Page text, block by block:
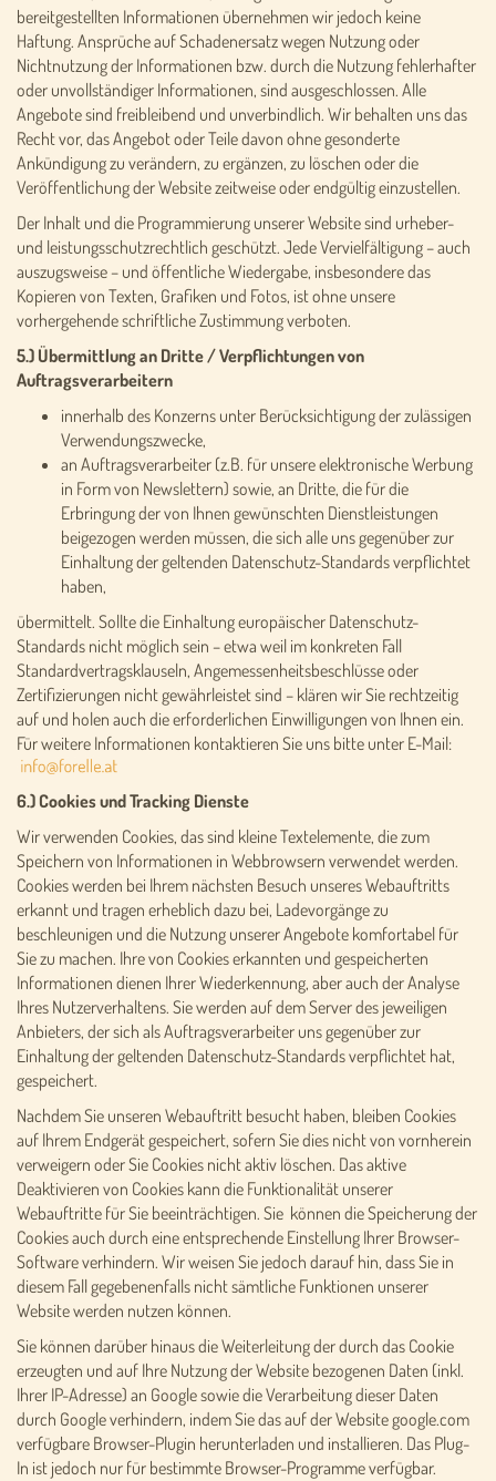
bereitgestellten Informationen übernehmen wir jedoch keine
Haftung. Ansprüche auf Schadenersatz wegen Nutzung oder
Nichtnutzung der Informationen bzw. durch die Nutzung fehlerhafter
oder unvollständiger Informationen, sind ausgeschlossen. Alle
Angebote sind freibleibend und unverbindlich. Wir behalten uns das
Recht vor, das Angebot oder Teile davon ohne gesonderte
Ankündigung zu verändern, zu ergänzen, zu löschen oder die
Veröffentlichung der Website zeitweise oder endgültig einzustellen.
Der Inhalt und die Programmierung unserer Website sind urheber-
und leistungsschutzrechtlich geschützt. Jede Vervielfältigung – auch
auszugsweise – und öffentliche Wiedergabe, insbesondere das
Kopieren von Texten, Grafiken und Fotos, ist ohne unsere
vorhergehende schriftliche Zustimmung verboten.
5.) Übermittlung an Dritte / Verpflichtungen von
Auftragsverarbeitern
innerhalb des Konzerns unter Berücksichtigung der zulässigen
Verwendungszwecke,
an Auftragsverarbeiter (z.B. für unsere elektronische Werbung
in Form von Newslettern) sowie, an Dritte, die für die
Erbringung der von Ihnen gewünschten Dienstleistungen
beigezogen werden müssen, die sich alle uns gegenüber zur
Einhaltung der geltenden Datenschutz-Standards verpflichtet
haben,
übermittelt. Sollte die Einhaltung europäischer Datenschutz-
Standards nicht möglich sein – etwa weil im konkreten Fall
Standardvertragsklauseln, Angemessenheitsbeschlüsse oder
Zertifizierungen nicht gewährleistet sind – klären wir Sie rechtzeitig
auf und holen auch die erforderlichen Einwilligungen von Ihnen ein.
Für weitere Informationen kontaktieren Sie uns bitte unter E-Mail:
6.) Cookies und Tracking Dienste
Wir verwenden Cookies, das sind kleine Textelemente, die zum
Speichern von Informationen in Webbrowsern verwendet werden.
Cookies werden bei Ihrem nächsten Besuch unseres Webauftritts
erkannt und tragen erheblich dazu bei, Ladevorgänge zu
beschleunigen und die Nutzung unserer Angebote komfortabel für
Sie zu machen. Ihre von Cookies erkannten und gespeicherten
Informationen dienen Ihrer Wiederkennung, aber auch der Analyse
Ihres Nutzerverhaltens. Sie werden auf dem Server des jeweiligen
Anbieters, der sich als Auftragsverarbeiter uns gegenüber zur
Einhaltung der geltenden Datenschutz-Standards verpflichtet hat,
gespeichert.
Nachdem Sie unseren Webauftritt besucht haben, bleiben Cookies
auf Ihrem Endgerät gespeichert, sofern Sie dies nicht von vornherein
verweigern oder Sie Cookies nicht aktiv löschen. Das aktive
Deaktivieren von Cookies kann die Funktionalität unserer
Webauftritte für Sie beeinträchtigen. Sie können die Speicherung der
Cookies auch durch eine entsprechende Einstellung Ihrer Browser-
Software verhindern. Wir weisen Sie jedoch darauf hin, dass Sie in
diesem Fall gegebenenfalls nicht sämtliche Funktionen unserer
Website werden nutzen können.
Sie können darüber hinaus die Weiterleitung der durch das Cookie
erzeugten und auf Ihre Nutzung der Website bezogenen Daten (inkl.
Ihrer IP-Adresse) an Google sowie die Verarbeitung dieser Daten
durch Google verhindern, indem Sie das auf der Website google.com
verfügbare Browser-Plugin herunterladen und installieren. Das Plug-
In ist jedoch nur für bestimmte Browser-Programme verfügbar.